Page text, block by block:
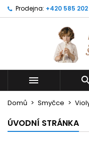
Prodejna: +420 585

Domů Smyčce
ÚVODNÍ STRÁNKA